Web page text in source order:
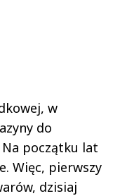
w
do
Na początku lat
Więc, pierwszy
dzisiaj